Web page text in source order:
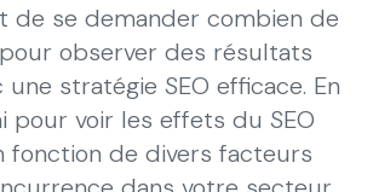
de se demander combien de
observer des résultats
stratégie SEO efficace. En
pour voir les effets du SEO
fonction de divers facteurs